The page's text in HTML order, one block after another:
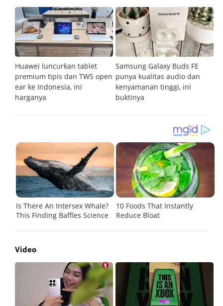
Huawei luncurkan tablet
premium tipis dan TWS open
ear ke Indonesia, ini
harganya
Samsung Galaxy Buds FE
punya kualitas audio dan
kenyamanan tinggi, ini
buktinya
Video